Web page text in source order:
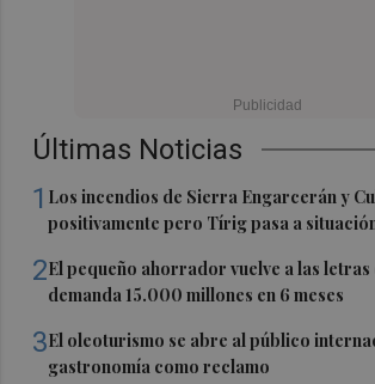
Últimas Noticias
1 Los incendios de Sierra Engarcerán y
positivamente pero Tírig pasa a
2El pequeño ahorrador vuelve a las
demanda 15.000 millones en 6 meses
3El oleoturismo se abre al público
gastronomía como reclamo